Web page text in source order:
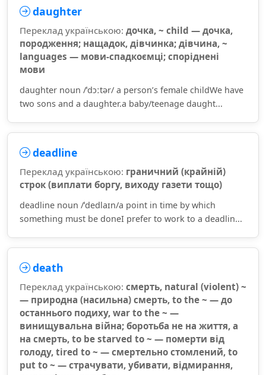
daughter
Переклад українською: дочка, ~ child — дочка,
породження; нащадок, дівчинка; дівчина, ~
languages — мови-спадкоємці; споріднені
мови
daughter noun /ˈdɔːtər/ a person’s female childWe have
two sons and a daughter.a baby/teenage daught...
deadline
Переклад українською: граничний (крайній)
строк (виплати боргу, виходу газети тощо)
deadline noun /ˈdedlaɪn/a point in time by which
something must be doneI prefer to work to a deadlin...
death
Переклад українською: смерть, natural (violent) ~
— природна (насильна) смерть, to the ~ — до
останнього подиху, war to the ~ —
винищувальна війна; боротьба не на життя, а
на смерть, to be starved to ~ — померти від
голоду, tired to ~ — смертельно стомлений, to
put to ~ — страчувати, убивати, відмирання,